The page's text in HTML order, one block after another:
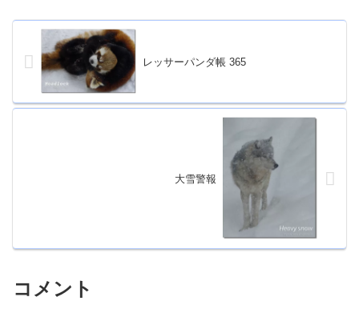
レッサーパンダ帳 365
大雪警報
コメント